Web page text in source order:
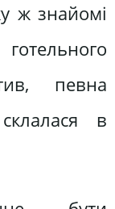
ж знайомі
певна
в